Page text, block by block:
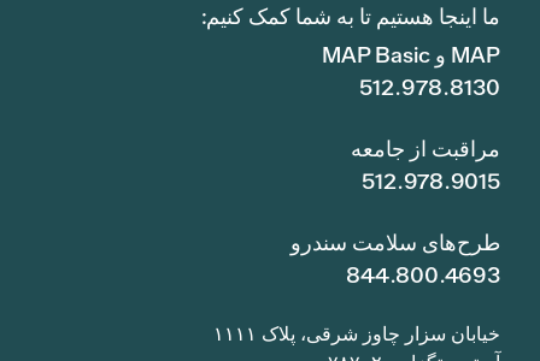
ما اینجا هستیم تا به شما کمک کنیم:
MAP و MAP Basic
512.978.8130
مراقبت از جامعه
512.978.9015
طرح‌های سلامت سندرو
844.800.4693
خیابان سزار چاوز شرقی، پلاک ۱۱۱۱